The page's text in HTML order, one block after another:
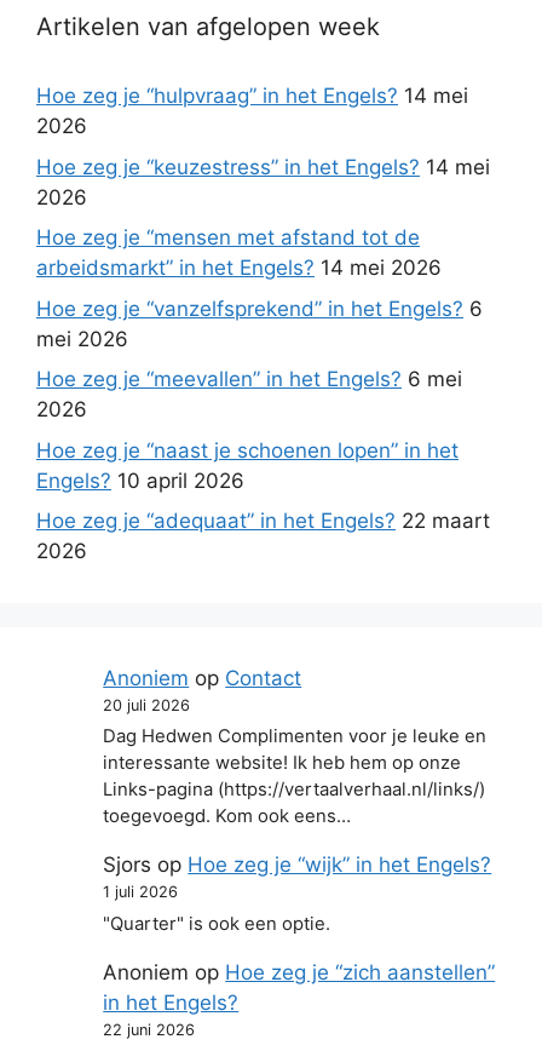
Artikelen van afgelopen week
Hoe zeg je “hulpvraag” in het Engels? 14 mei
2026
Hoe zeg je “keuzestress” in het Engels? 14 mei
2026
Hoe zeg je “mensen met afstand tot de
arbeidsmarkt” in het Engels? 14 mei 2026
Hoe zeg je “vanzelfsprekend” in het Engels? 6
mei 2026
Hoe zeg je “meevallen” in het Engels? 6 mei
2026
Hoe zeg je “naast je schoenen lopen” in het
Engels? 10 april 2026
Hoe zeg je “adequaat” in het Engels? 22 maart
2026
Anoniem op Contact
20 juli 2026
Dag Hedwen Complimenten voor je leuke en
interessante website! Ik heb hem op onze
Links-pagina (https://vertaalverhaal.nl/links/)
toegevoegd. Kom ook eens…
Sjors op Hoe zeg je “wijk” in het Engels?
1 juli 2026
"Quarter" is ook een optie.
Anoniem op Hoe zeg je “zich aanstellen”
in het Engels?
22 juni 2026